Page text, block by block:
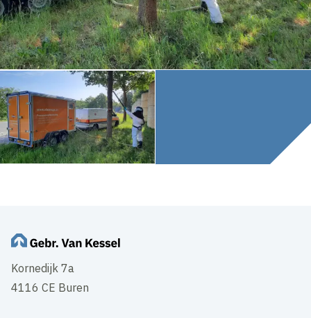
Kornedijk 7a
4116 CE Buren